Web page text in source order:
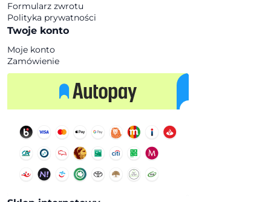
Formularz zwrotu
Polityka prywatności
Twoje konto
Moje konto
Zamówienie